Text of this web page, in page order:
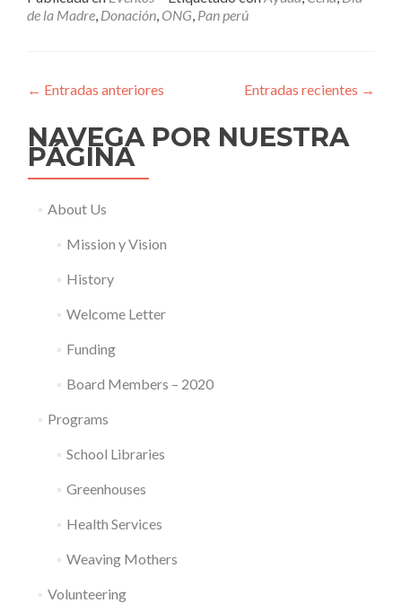
CENA
DÍA
LA
MADRE
de la Madre Donación ONG Pan perú
← Entradas anteriores Entradas recientes →
NAVEGA POR NUESTRA
PÁGINA
About Us
Mission y Vision
History
Welcome Letter
Funding
Board Members – 2020
Programs
School Libraries
Greenhouses
Health Services
Weaving Mothers
Volunteering